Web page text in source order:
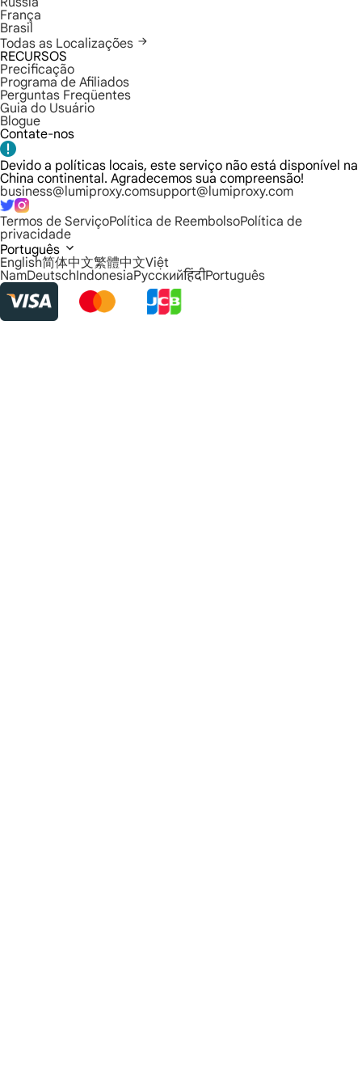
França
Brasil
Todas as Localizações
RECURSOS
Precificação
Programa de Afiliados
Perguntas Freqüentes
Guia do Usuário
Blogue
Contate-nos
Devido a políticas locais, este serviço não está disponível na
China continental. Agradecemos sua compreensão!
business@lumiproxy.comsupport@lumiproxy.com
Termos de ServiçoPolítica de ReembolsoPolítica de
privacidade
Português
English简体中文繁體中文Việt
NamDeutschIndonesiaРусскийहिंदीPortuguês